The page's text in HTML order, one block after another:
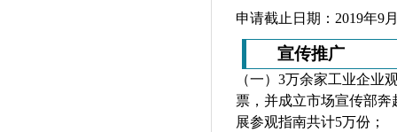
申请截止日期：2019年9
宣传推广
（一）3万余家工业企业
票，并成立市场宣传部
展参观指南共计5万份；